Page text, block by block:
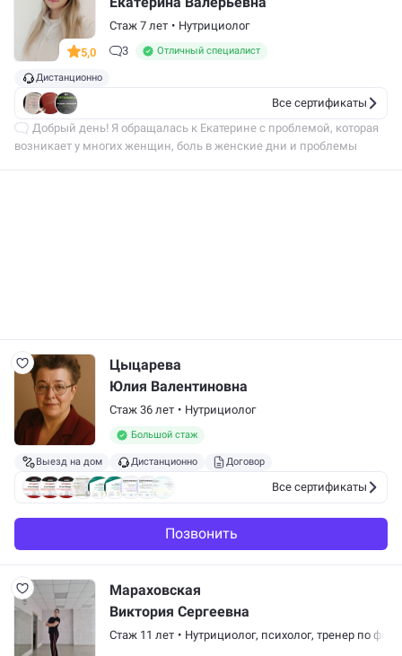
5,0
Стаж 7 лет • Нутрициолог
3
Отличный специалист
Дистанционно
Все сертификаты
Добрый день! Я обращалась к Екатерине с проблемой, которая
возникает у многих женщин, боль в женские дни и проблемы
Цыцарева
Юлия Валентиновна
Стаж 36 лет • Нутрициолог
Большой стаж
Выезд на дом Дистанционно Договор
Все сертификаты
Позвонить
Мараховская
Виктория Сергеевна
Стаж 11 лет • Нутрициолог, психолог, тренер по